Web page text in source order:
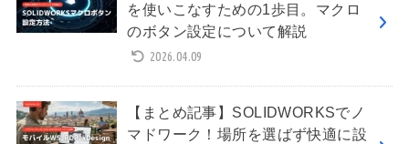
を使いこなすための1歩目。マクロ
のボタン設定について解説
2026.04.09
【まとめ記事】SOLIDWORKSでノ
マドワーク！場所を選ばず快適に設